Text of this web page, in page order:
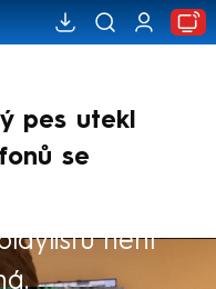
pes utekl
se
není